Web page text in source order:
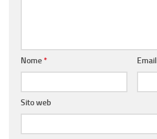
Nome* Email
Sito web